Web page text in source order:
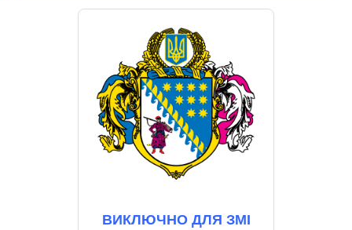
ВИКЛЮЧНО ДЛЯ ЗМІ